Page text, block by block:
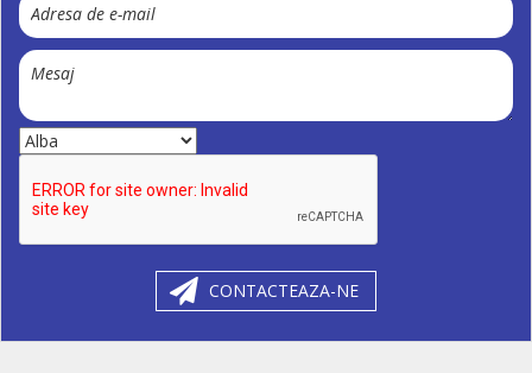
CONTACTEAZA-NE